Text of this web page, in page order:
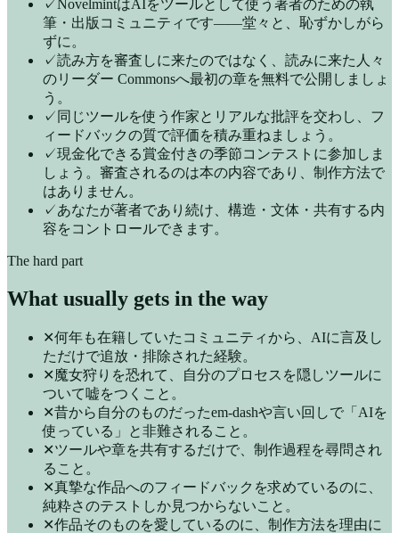
✓NovelmintはAIをツールとして使う著者のための執
筆・出版コミュニティです——堂々と、恥ずかしがら
ずに。
✓読み方を審査しに来たのではなく、読みに来た人々
のリーダー Commonsへ最初の章を無料で公開しましょ
う。
✓ 同じツールを使う作家とリアルな批評を交わし、フ
ィードバックの質で評価を積み重ねましょう。
✓現金化できる賞金付きの季節コンテストに参加しま
しょう。審査されるのは本の内容であり、制作方法で
はありません。
✓あなたが著者であり続け、構造・文体・共有する内
容をコントロールできます。
The hard part
What usually gets in the way
✕何年も在籍していたコミュニティから、AIに言及し
ただけで追放・排除された経験。
✕魔女狩りを恐れて、自分のプロセスを隠しツールに
ついて嘘をつくこと。
✕昔から自分のものだったem-dashや言い回しで「AIを
使っている」と非難されること。
✕ツールや章を共有するだけで、制作過程を尋問され
ること。
✕真摯な作品へのフィードバックを求めているのに、
純粋さのテストしか見つからないこと。
✕作品そのものを愛しているのに、制作方法を理由に